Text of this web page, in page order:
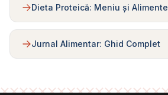
Dieta Proteică: Meniu și Alimente
Jurnal Alimentar: Ghid Complet